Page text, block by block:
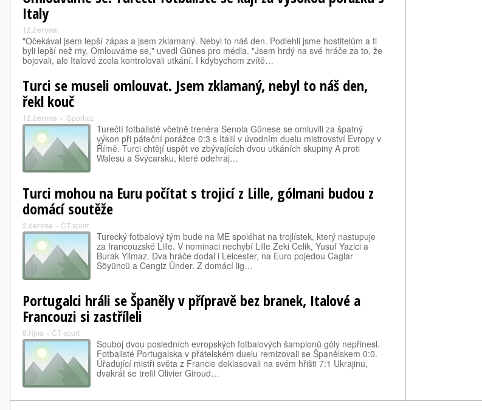
Italy
12.června
"Očekával jsem lepší zápas a jsem zklamaný. Nebyl to náš den. Podlehli jsme hostitelům a ti
byli lepší než my. Omlouváme se," uvedl Günes pro média. "Jsem hrdý na své hráče za to, že
bojovali, ale Italové zcela kontrolovali utkání. I kdybychom zvítě…
Turci se museli omlouvat. Jsem zklamaný, nebyl to náš den,
řekl kouč
12.června » iSport.cz
Turečtí fotbalisté včetně trenéra Senola Günese se omluvili za špatný
výkon při páteční porážce 0:3 s Itálií v úvodním duelu mistrovství Evropy v
Římě. Turci chtějí uspět ve zbývajících dvou utkáních skupiny A proti
Walesu a Švýcarsku, které odehraj…
Turci mohou na Euru počítat s trojicí z Lille, gólmani budou z
domácí soutěže
2.června » ČT sport
Turecký fotbalový tým bude na ME spoléhat na trojlístek, který nastupuje
za francouzské Lille. V nominaci nechybí Lille Zeki Celik, Yusuf Yazici a
Burak Yilmaz. Dva hráče dodal i Leicester, na Euro pojedou Caglar
Söyüncü a Cengiz Ünder. Z domácí lig…
Portugalci hráli se Španěly v přípravě bez branek, Italové a
Francouzi si zastříleli
8.října » ČT sport
Souboj dvou posledních evropských fotbalových šampionů góly nepřinesl.
Fotbalisté Portugalska v přátelském duelu remizovali se Španělskem 0:0.
Úřadující mistři světa z Francie deklasovali na svém hřišti 7:1 Ukrajinu,
dvakrát se trefil Olivier Giroud…